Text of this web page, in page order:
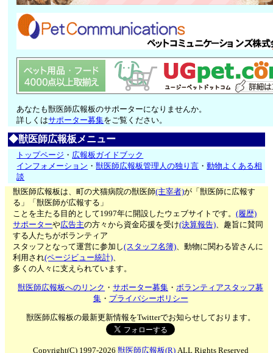
あなたも獣医師広報板のサポーターになりませんか。
詳しくはサポーター募集をご覧ください。
◆獣医師広報板メニュー
トップページ ・ 広報板ガイドブック
インフォメーション ・獣医師広報板管理人の独り言 ・動物よくある相
談
獣医師広報板は、町の犬猫病院の獣医師(主宰者)が「獣医師に広報す
る」「獣医師が広報する」
ことを主たる目的として1997年に開設したウェブサイトです。(履歴)
サポーターや広告主の方々から資金応援を受け(決算報告)、趣旨に賛同
する人たちがボランティア
スタッフとなって運営に参加し(スタッフ名簿)、動物に関わる皆さんに
利用され(ページビュー統計)、
多くの人々に支えられています。
獣医師広報板へのリンク ・サポーター募集 ・ボランティアスタッフ募
集・ プライバシーポリシー
獣医師広報板の最新更新情報をTwitterでお知らせしております。
Copyright(C) 1997-2026 獣医師広報板(R)ALL Rights Reserved